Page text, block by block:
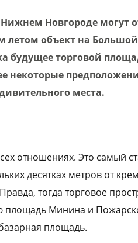
Новгороде могут
объект на
будущее торговой
некоторые
места.
отношениях. Это самый
десятках метров от
тогда торговое
площадь Минина и
площадь.